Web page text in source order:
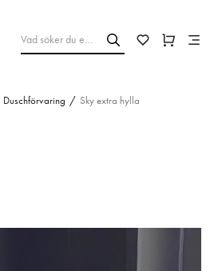
Duschförvaring / Sky extra hylla